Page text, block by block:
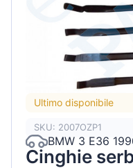
Ultimo disponibile
SKU: 2007OZP1
BMW 3 E36
Cinghie